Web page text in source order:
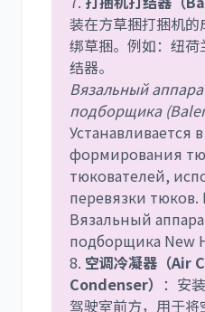
装在方草捆打捆机
绑草捆。例如：纽
结器。
Вязальный
подборщика
Устанавливается
формирования
тюкователей,
перевязки
Вязальный
подборщика New
8. 空调冷凝器（Air
Condenser） ：安
驾驶室前方，用于